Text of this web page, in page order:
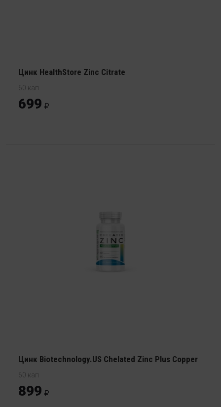
Цинк HealthStore Zinc Citrate
60 кап
699
Цинк Biotechnology.US Chelated Zinc Plus Copper
60 кап
899